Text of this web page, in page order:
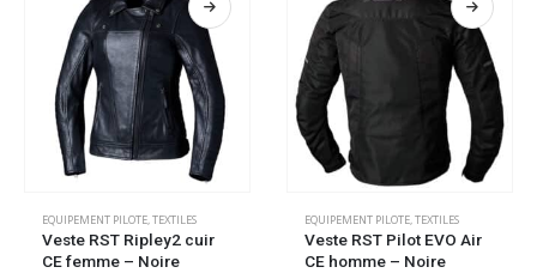
EQUIPEMENT PILOTE,TEXTILES
Veste RST Ripley2 cuir
CE femme – Noire
EQUIPEMENT PILOTE,TEXTILES
Veste RST Pilot EVO Air
CE homme – Noire